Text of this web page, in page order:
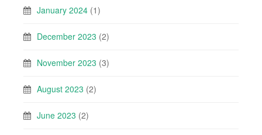
January 2024 (1)
December 2023 (2)
November 2023 (3)
August 2023 (2)
June 2023 (2)